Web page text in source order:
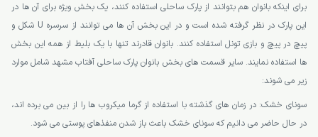
برای اینکه بانوان هم بتوانند از پارک ساحلی استفاده کنند، یک بخش ویژه برای آن ها در
این پارک در نظر گرفته شده است و در این بخش آن ها می توانند از سرسره U شکل و
پیچ در پیچ و بازی تونل استفاده کنند. بانوان قادرند تنها با یک بلیط از همه این بخش
ها استفاده نمایند. سایر قسمت های بخش بانوان پارک ساحلی آفتاب مشهد شامل موارد
زیر می شوند:
سونای خشک: در زمان های گذشته با استفاده از گرما میکروب ها را از بین می برده اند،
در حال حاضر می دانیم که سونای خشک باعث باز شدن منفذهای پوستی می شود.